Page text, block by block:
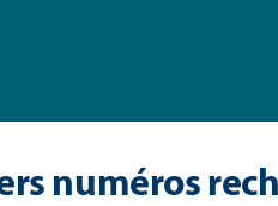
numéros